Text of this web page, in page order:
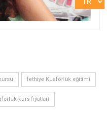
fethiye Kuaförlük eğitimi
kurs fiyatları